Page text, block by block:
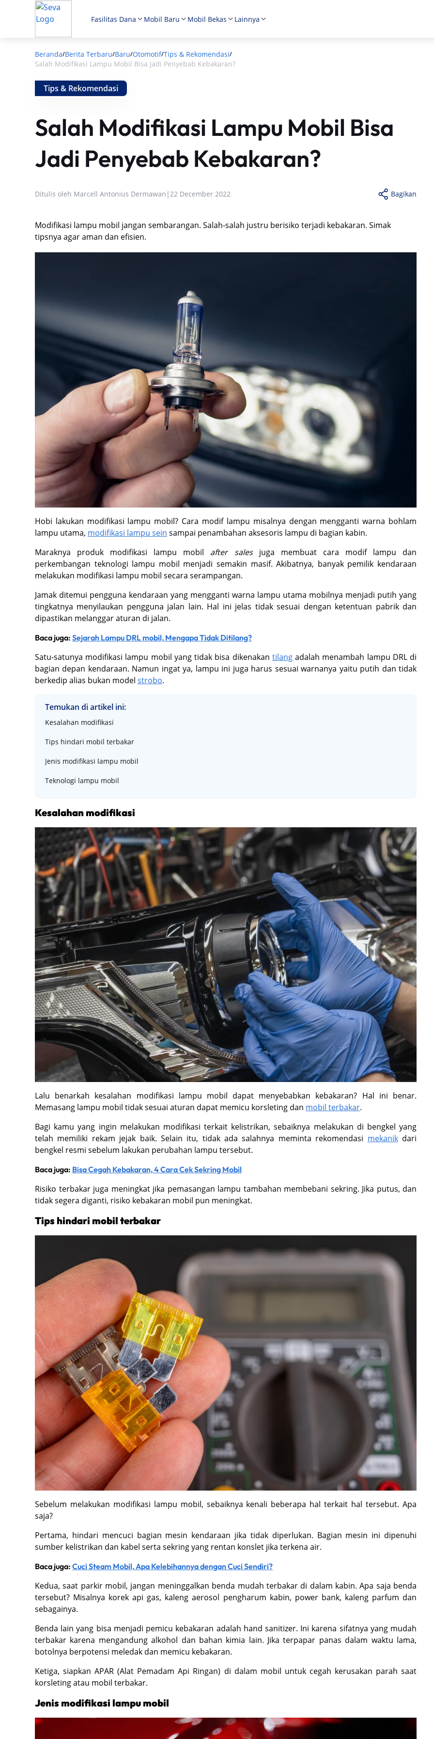
Fasilitas Dana Mobil Baru Mobil Bekas Lainnya
Beranda/Berita Terbaru/Baru/Otomotif/Tips & Rekomendasi/
Salah Modifikasi Lampu Mobil Bisa Jadi Penyebab Kebakaran?
Tips & Rekomendasi
Salah Modifikasi Lampu Mobil Bisa
Jadi Penyebab Kebakaran?
Ditulis oleh Marcell Antonius Dermawan |22 December 2022 Bagikan
Modifikasi lampu mobil jangan sembarangan. Salah-salah justru berisiko terjadi kebakaran. Simak
tipsnya agar aman dan efisien.
Hobi lakukan modifikasi lampu mobil? Cara modif lampu misalnya dengan mengganti warna bohlam
lampu utama, modifikasi lampu sein sampai penambahan aksesoris lampu di bagian kabin.
Maraknya produk modifikasi lampu mobil after salesjuga membuat cara modif lampu dan
perkembangan teknologi lampu mobil menjadi semakin masif. Akibatnya, banyak pemilik kendaraan
melakukan modifikasi lampu mobil secara serampangan.
Jamak ditemui pengguna kendaraan yang mengganti warna lampu utama mobilnya menjadi putih yang
tingkatnya menyilaukan pengguna jalan lain. Hal ini jelas tidak sesuai dengan ketentuan pabrik dan
dipastikan melanggar aturan di jalan.
Baca juga: Sejarah Lampu DRL mobil, Mengapa Tidak Ditilang?
Satu-satunya modifikasi lampu mobil yang tidak bisa dikenakan tilangadalah menambah lampu DRL di
bagian depan kendaraan. Namun ingat ya, lampu ini juga harus sesuai warnanya yaitu putih dan tidak
berkedip alias bukan model strobo.
Temukan di artikel ini:
Kesalahan modifikasi
Tips hindari mobil terbakar
Jenis modifikasi lampu mobil
Teknologi lampu mobil
Kesalahan modifikasi
Lalu benarkah kesalahan modifikasi lampu mobil dapat menyebabkan kebakaran? Hal ini benar.
Memasang lampu mobil tidak sesuai aturan dapat memicu korsleting dan mobil terbakar.
Bagi kamu yang ingin melakukan modifikasi terkait kelistrikan, sebaiknya melakukan di bengkel yang
telah memiliki rekam jejak baik. Selain itu, tidak ada salahnya meminta rekomendasi mekanikdari
bengkel resmi sebelum lakukan perubahan lampu tersebut.
Baca juga: Bisa Cegah Kebakaran, 4 Cara Cek Sekring Mobil
Risiko terbakar juga meningkat jika pemasangan lampu tambahan membebani sekring. Jika putus, dan
tidak segera diganti, risiko kebakaran mobil pun meningkat.
Tips hindari mobil terbakar
Sebelum melakukan modifikasi lampu mobil, sebaiknya kenali beberapa hal terkait hal tersebut. Apa
saja?
Pertama, hindari mencuci bagian mesin kendaraan jika tidak diperlukan. Bagian mesin ini dipenuhi
sumber kelistrikan dan kabel serta sekring yang rentan konslet jika terkena air.
Baca juga: Cuci Steam Mobil, Apa Kelebihannya dengan Cuci Sendiri?
Kedua, saat parkir mobil, jangan meninggalkan benda mudah terbakar di dalam kabin. Apa saja benda
tersebut? Misalnya korek api gas, kaleng aerosol pengharum kabin, power bank, kaleng parfum dan
sebagainya.
Benda lain yang bisa menjadi pemicu kebakaran adalah hand sanitizer. Ini karena sifatnya yang mudah
terbakar karena mengandung alkohol dan bahan kimia lain. Jika terpapar panas dalam waktu lama,
botolnya berpotensi meledak dan memicu kebakaran.
Ketiga, siapkan APAR (Alat Pemadam Api Ringan) di dalam mobil untuk cegah kerusakan parah saat
korsleting atau mobil terbakar.
Jenis modifikasi lampu mobil